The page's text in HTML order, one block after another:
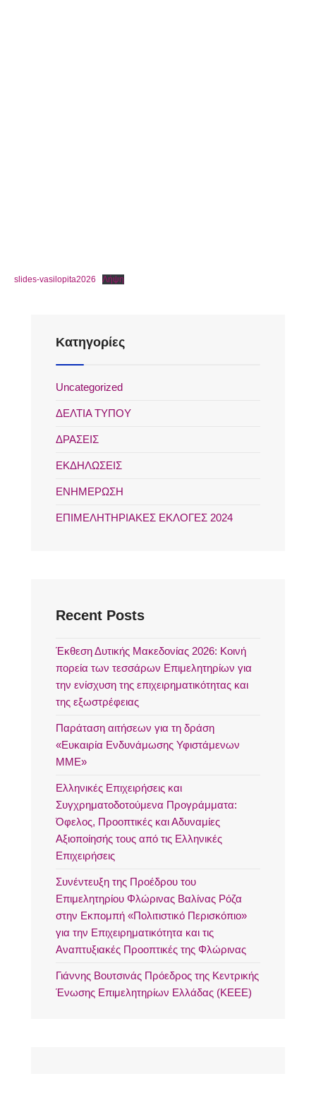
slides-vasilopita2026 Λήψη
Kατηγορίες
Uncategorized
ΔΕΛΤΙΑ ΤΥΠΟΥ
ΔΡΑΣΕΙΣ
ΕΚΔΗΛΩΣΕΙΣ
ΕΝΗΜΕΡΩΣΗ
ΕΠΙΜΕΛΗΤΗΡΙΑΚΕΣ ΕΚΛΟΓΕΣ 2024
Recent Posts
Έκθεση Δυτικής Μακεδονίας 2026: Κοινή
πορεία των τεσσάρων Επιμελητηρίων για
την ενίσχυση της επιχειρηματικότητας και
της εξωστρέφειας
Παράταση αιτήσεων για τη δράση
«Ευκαιρία Ενδυνάμωσης Υφιστάμενων
ΜΜΕ»
Ελληνικές Επιχειρήσεις και
Συγχρηματοδοτούμενα Προγράμματα:
Όφελος, Προοπτικές και Αδυναμίες
Αξιοποίησής τους από τις Ελληνικές
Επιχειρήσεις
Συνέντευξη της Προέδρου του
Επιμελητηρίου Φλώρινας Βαλίνας Ρόζα
στην Εκπομπή «Πολιτιστικό Περισκόπιο»
για την Επιχειρηματικότητα και τις
Αναπτυξιακές Προοπτικές της Φλώρινας
Γιάννης Βουτσινάς Πρόεδρος της Κεντρικής
Ένωσης Επιμελητηρίων Ελλάδας (ΚΕΕΕ)